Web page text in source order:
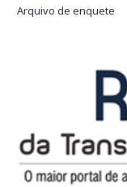
Arquivo de enquete